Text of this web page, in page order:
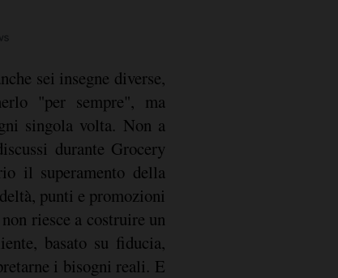
sei insegne diverse,
"per sempre", ma
singola volta. Non a
durante Grocery
il superamento della
punti e promozioni
riesce a costruire un
basato su fiducia,
i bisogni reali. E